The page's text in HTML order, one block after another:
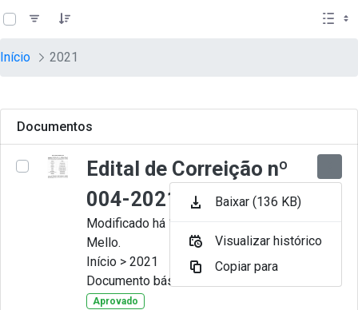
Pular para o Conteúdo principal
teste descricao
Início 2021
Documentos
Edital de Correição nº
004-2021
Modificado há 11 Meses por Artur
Mello.
Início > 2021
Documento básico
Aprovado
Baixar (136 KB)
Visualizar histórico
Copiar para